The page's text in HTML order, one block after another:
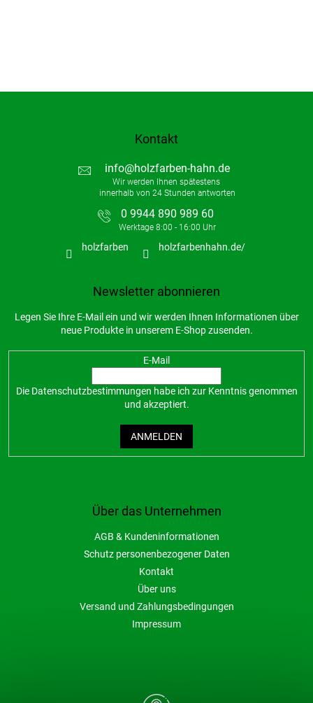
Über das Unternehmen
AGB & Kundeninformationen
Schutz personenbezogener Daten
Kontakt
Über uns
Versand und Zahlungsbedingungen
Impressum
Kontakt
info@holzfarben-hahn.de
0 9944 890 989 60
holzfarben holzfarbenhahn.de/
Newsletter abonnieren
Legen Sie Ihre E-Mail ein und wir werden Ihnen Informationen über
neue Produkte in unserem E-Shop zusenden.
E-Mail
Die Datenschutzbestimmungen habe ich zur Kenntnis genommen
und akzeptiert.
ANMELDEN